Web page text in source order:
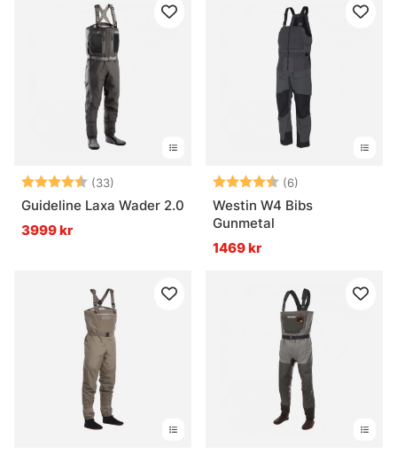
Vad är bäst när det regnar mycket?
Betyg: (33)
4.6 utav 5 stjärnor
Guideline Laxa Wader 2.0
3999 kr
Betyg: (6)
Westin W4 Bibs
Gunmetal
1469 kr